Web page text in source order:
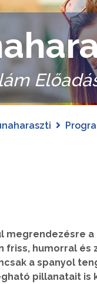
megrendezésre
friss, humorral és
a spanyol
pillanatait is